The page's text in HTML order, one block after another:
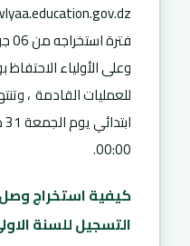
فترة استخراجه من06 جوان الى 15 جوان 2024
وعلى الأولياء
للعمليات القادمة ،
00:00.
كيفية استخراج
التسجيل للسنة